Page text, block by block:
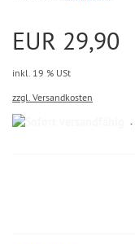
EUR 29,90
inkl. 19 % USt
zzgl. Versandkosten